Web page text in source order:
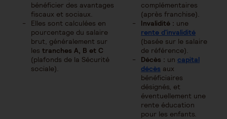
bénéficier des avantages
fiscaux et sociaux.
Elles sont calculées en
pourcentage du salaire
brut, généralement sur
les tranches A, B et C
(plafonds de la Sécurité
sociale).
complémentaires
(après franchise).
Invalidité : une
rente d'invalidité
(basée sur le salaire
de référence).
Décès : un capital
décès aux
bénéficiaires
désignés, et
éventuellement une
rente éducation
pour les enfants.